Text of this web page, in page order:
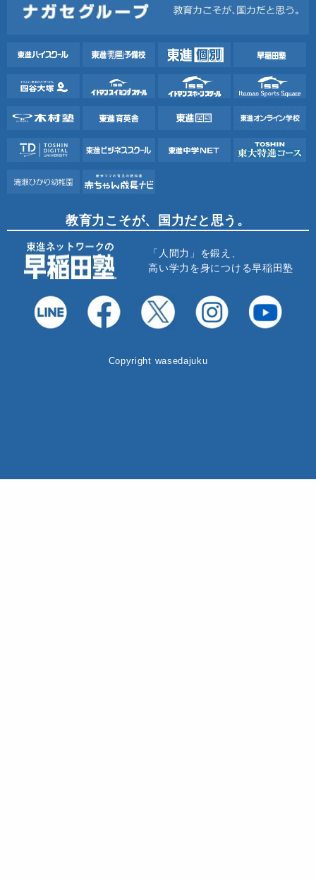
教育力こそが、国力だと思う。
「人間力」を鍛え、
高い学力を身につける早稲田塾
Copyright wasedajuku